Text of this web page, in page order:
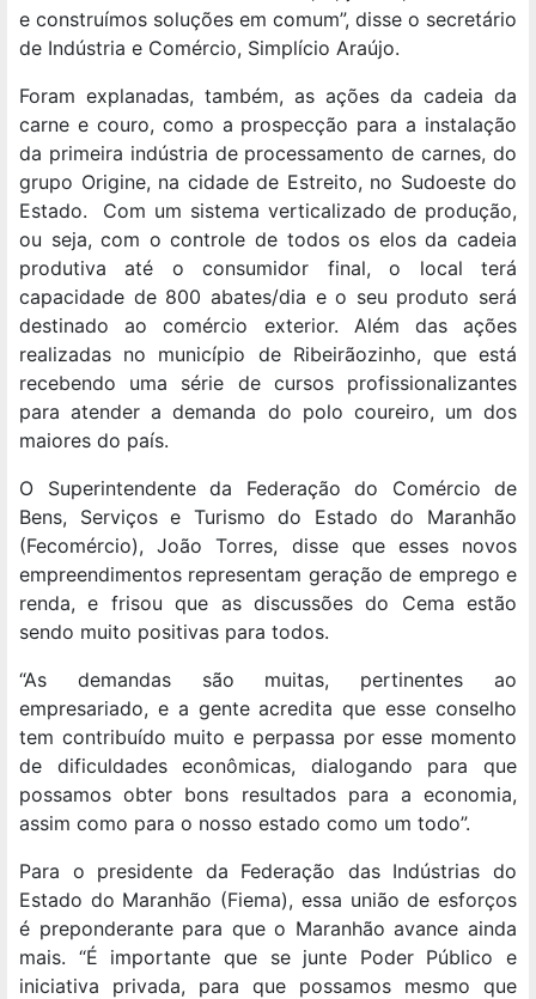
e construímos soluções em comum”, disse o secretário
de Indústria e Comércio, Simplício Araújo.
Foram explanadas, também, as ações da cadeia da
carne e couro, como a prospecção para a instalação
da primeira indústria de processamento de carnes, do
grupo Origine, na cidade de Estreito, no Sudoeste do
Estado. Com um sistema verticalizado de produção,
ou seja, com o controle de todos os elos da cadeia
produtiva até o consumidor final, o local terá
capacidade de 800 abates/dia e o seu produto será
destinado ao comércio exterior. Além das ações
realizadas no município de Ribeirãozinho, que está
recebendo uma série de cursos profissionalizantes
para atender a demanda do polo coureiro, um dos
maiores do país.
O Superintendente da Federação do Comércio de
Bens, Serviços e Turismo do Estado do Maranhão
(Fecomércio), João Torres, disse que esses novos
empreendimentos representam geração de emprego e
renda, e frisou que as discussões do Cema estão
sendo muito positivas para todos.
“As demandas são muitas, pertinentes ao
empresariado, e a gente acredita que esse conselho
tem contribuído muito e perpassa por esse momento
de dificuldades econômicas, dialogando para que
possamos obter bons resultados para a economia,
assim como para o nosso estado como um todo”.
Para o presidente da Federação das Indústrias do
Estado do Maranhão (Fiema), essa união de esforços
é preponderante para que o Maranhão avance ainda
mais. “É importante que se junte Poder Público e
iniciativa privada, para que possamos mesmo que